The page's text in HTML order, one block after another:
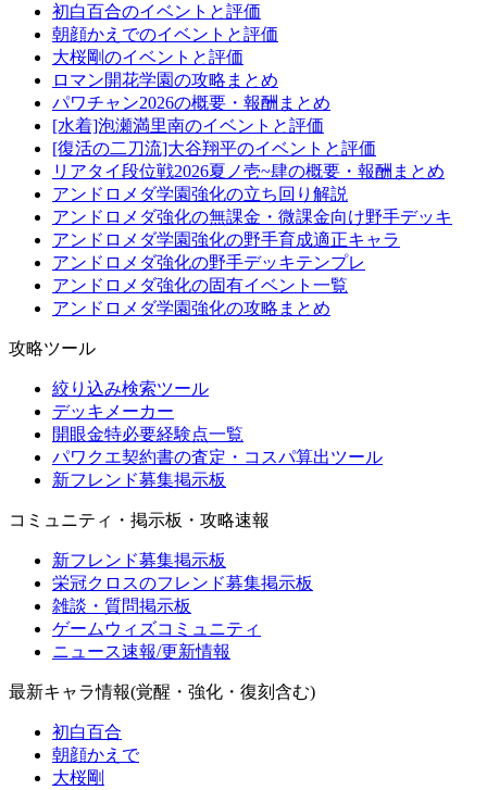
初白百合のイベントと評価
朝顔かえでのイベントと評価
大桜剛のイベントと評価
ロマン開花学園の攻略まとめ
パワチャン2026の概要・報酬まとめ
[水着]泡瀬満里南のイベントと評価
[復活の二刀流]大谷翔平のイベントと評価
リアタイ段位戦2026夏ノ壱~肆の概要・報酬まとめ
アンドロメダ学園強化の立ち回り解説
アンドロメダ強化の無課金・微課金向け野手デッキ
アンドロメダ学園強化の野手育成適正キャラ
アンドロメダ強化の野手デッキテンプレ
アンドロメダ強化の固有イベント一覧
アンドロメダ学園強化の攻略まとめ
攻略ツール
絞り込み検索ツール
デッキメーカー
開眼金特必要経験点一覧
パワクエ契約書の査定・コスパ算出ツール
新フレンド募集掲示板
コミュニティ・掲示板・攻略速報
新フレンド募集掲示板
栄冠クロスのフレンド募集掲示板
雑談・質問掲示板
ゲームウィズコミュニティ
ニュース速報/更新情報
最新キャラ情報(覚醒・強化・復刻含む)
初白百合
朝顔かえで
大桜剛